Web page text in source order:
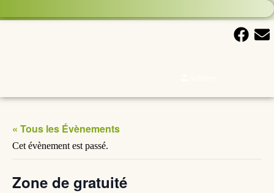
« Tous les Évènements
Cet évènement est passé.
Zone de gratuité